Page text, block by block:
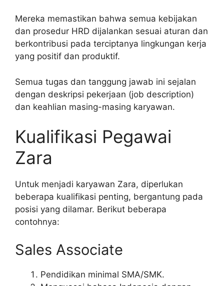
Mereka memastikan bahwa semua kebijakan
dan prosedur HRD dijalankan sesuai aturan dan
berkontribusi pada terciptanya lingkungan kerja
yang positif dan produktif.
Semua tugas dan tanggung jawab ini sejalan
dengan deskripsi pekerjaan (job description)
dan keahlian masing-masing karyawan.
Kualifikasi Pegawai
Zara
Untuk menjadi karyawan Zara, diperlukan
beberapa kualifikasi penting, bergantung pada
posisi yang dilamar. Berikut beberapa
contohnya:
Sales Associate
Pendidikan minimal SMA/SMK.